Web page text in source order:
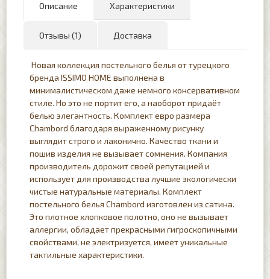
Описание Характеристики
Отзывы (1) Доставка
Новая коллекция постельного белья от турецкого
бренда ISSIMO HOME выполнена в
минималистическом даже немного консервативном
стиле. Но это не портит его, а наоборот придаёт
белью элегантность. Комплект евро размера
Chambord благодаря выраженному рисунку
выглядит строго и лаконично. Качество ткани и
пошив изделия не вызывает сомнения. Компания
производитель дорожит своей репутацией и
использует для производства лучшие экологически
чистые натуральные материалы. Комплект
постельного белья Chambord изготовлен из сатина.
Это плотное хлопковое полотно, оно не вызывает
аллергии, обладает прекрасными гигроскопичными
свойствами, не электризуется, имеет уникальные
тактильные характеристики.